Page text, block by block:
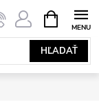
HĽADAŤ
KOŠÍK